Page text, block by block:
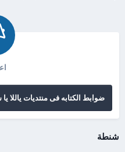
ضوابط الكتابه فى منتديات ياللا يا
شنطة